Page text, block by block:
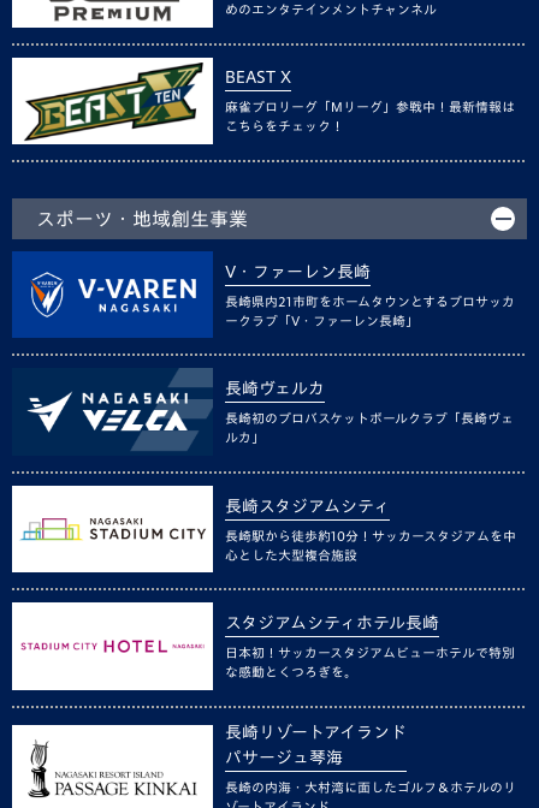
めのエンタテインメントチャンネル
BEAST X
麻雀プロリーグ「Mリーグ」参戦中！最新情報は
こちらをチェック！
スポーツ・地域創生事業
V・ファーレン長崎
長崎県内21市町をホームタウンとするプロサッカ
ークラブ「V・ファーレン長崎」
長崎ヴェルカ
長崎初のプロバスケットボールクラブ「長崎ヴェ
ルカ」
長崎スタジアムシティ
長崎駅から徒歩約10分！サッカースタジアムを中
心とした大型複合施設
スタジアムシティホテル長崎
日本初！サッカースタジアムビューホテルで特別
な感動とくつろぎを。
長崎リゾートアイランド
パサージュ琴海
長崎の内海・大村湾に面したゴルフ＆ホテルのリ